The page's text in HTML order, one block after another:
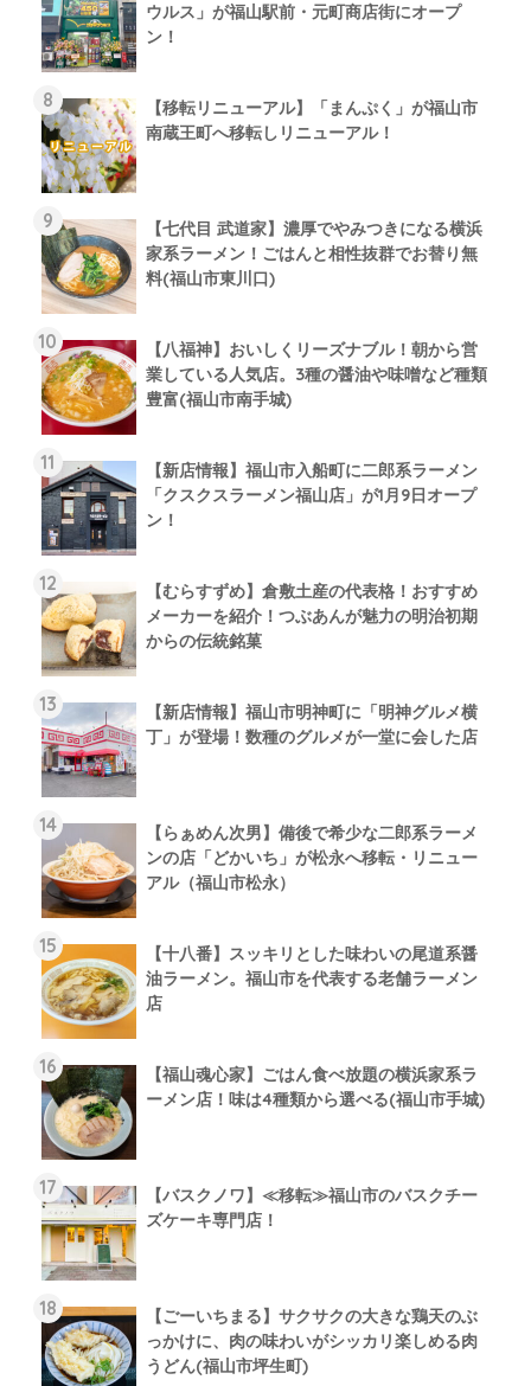
ウルス」が福山駅前・元町商店街にオープ
ン！
【移転リニューアル】「まんぷく」が福山市
南蔵王町へ移転しリニューアル！
【七代目 武道家】濃厚でやみつきになる横浜
家系ラーメン！ごはんと相性抜群でお替り無
料(福山市東川口)
【八福神】おいしくリーズナブル！朝から営
業している人気店。3種の醤油や味噌など種類
豊富(福山市南手城)
【新店情報】福山市入船町に二郎系ラーメン
「クスクスラーメン福山店」が1月9日オープ
ン！
【むらすずめ】倉敷土産の代表格！おすすめ
メーカーを紹介！つぶあんが魅力の明治初期
からの伝統銘菓
【新店情報】福山市明神町に「明神グルメ横
丁」が登場！数種のグルメが一堂に会した店
【らぁめん次男】備後で希少な二郎系ラーメ
ンの店「どかいち」が松永へ移転・リニュー
アル（福山市松永）
【十八番】スッキリとした味わいの尾道系醤
油ラーメン。福山市を代表する老舗ラーメン
店
【福山魂心家】ごはん食べ放題の横浜家系ラ
ーメン店！味は4種類から選べる(福山市手城)
【バスクノワ】≪移転≫福山市のバスクチー
ズケーキ専門店！
【ごーいちまる】サクサクの大きな鶏天のぶ
っかけに、肉の味わいがシッカリ楽しめる肉
うどん(福山市坪生町)